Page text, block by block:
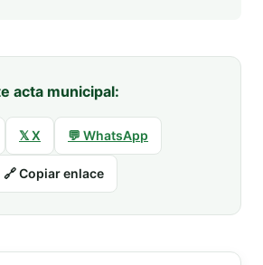
acta municipal:
𝕏 X 💬 WhatsApp
🔗 Copiar enlace